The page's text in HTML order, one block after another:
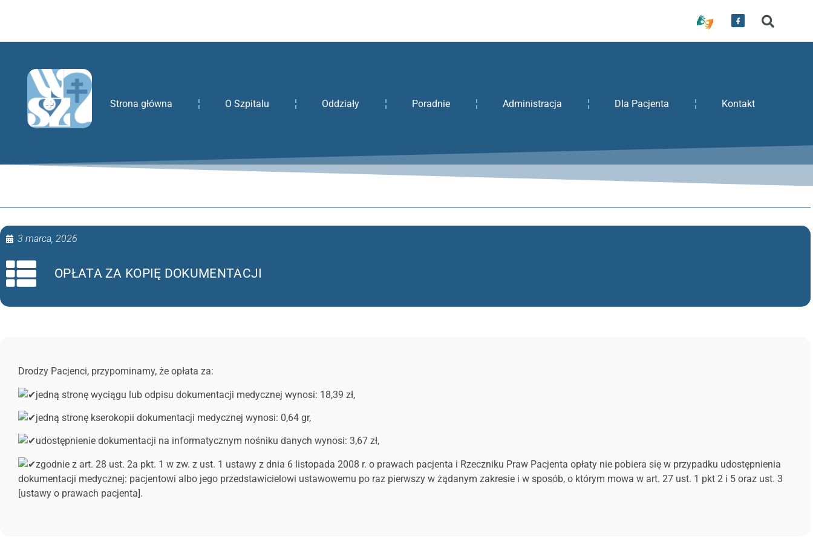
Strona główna O Szpitalu Oddziały Poradnie Administracja Dla Pacjenta Kontakt
3 marca, 2026
OPŁATA ZA KOPIĘ DOKUMENTACJI
Drodzy Pacjenci, przypominamy, że opłata za:
jedną stronę wyciągu lub odpisu dokumentacji medycznej wynosi: 18,39 zł,
jedną stronę kserokopii dokumentacji medycznej wynosi: 0,64 gr,
udostępnienie dokumentacji na informatycznym nośniku danych wynosi: 3,67 zł,
zgodnie z art. 28 ust. 2a pkt. 1 w zw. z ust. 1 ustawy z dnia 6 listopada 2008 r. o prawach pacjenta i Rzeczniku Praw Pacjenta opłaty nie pobiera się w przypadku udostępnienia
dokumentacji medycznej: pacjentowi albo jego przedstawicielowi ustawowemu po raz pierwszy w żądanym zakresie i w sposób, o którym mowa w art. 27 ust. 1 pkt 2 i 5 oraz ust. 3
[ustawy o prawach pacjenta].